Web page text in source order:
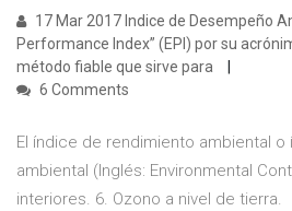
17 Mar 2017 Indice de Desempeño
Performance Index” (EPI) por su
método fiable que sirve para
6 Comments
El índice de rendimiento ambiental
ambiental (Inglés: Environmental
interiores. 6. Ozono a nivel de tierra.